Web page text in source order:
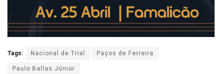
Tags: Nacional de Trial
Paços de Ferreira
Paulo Ballas Júnior